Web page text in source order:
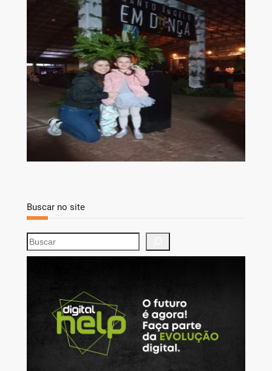
Buscar no site
S
e